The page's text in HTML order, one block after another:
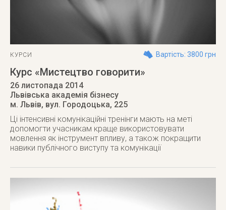
КУРСИ Вартість: 3800 грн
Курс «Мистецтво говорити»
26 листопада 2014
Львівська академія бізнесу
м. Львів, вул. Городоцька, 225
Ці інтенсивні комунікаційні тренінги мають на меті
допомогти учасникам краще використовувати
мовлення як інструмент впливу, а також покращити
навики публічного виступу та комунікації